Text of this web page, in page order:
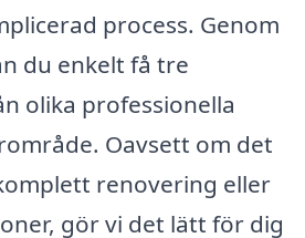
process. Genom
du enkelt få tre
olika professionella
Oavsett om det
renovering eller
gör vi det lätt för dig